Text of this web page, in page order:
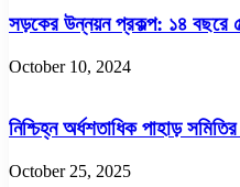
সড়কের উন্নয়ন প্রকল্প: ১৪ বছরে
October 10, 2024
নিশ্চিহ্ন অর্ধশতাধিক পাহাড়
October 25, 2025